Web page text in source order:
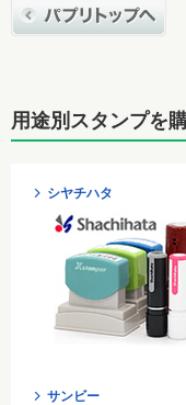
用途別スタンプを
シヤチハタ
サンビー